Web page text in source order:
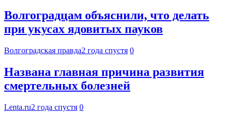
Волгоградцам объяснили, что делать
при укусах ядовитых пауков
Волгоградская правда2 года спустя 0
Названа главная причина развития
смертельных болезней
Lenta.ru2 года спустя 0